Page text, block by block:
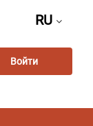
RU
Войти